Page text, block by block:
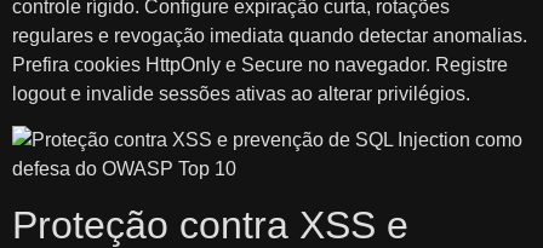
controle rígido. Configure expiração curta, rotações
regulares e revogação imediata quando detectar anomalias.
Prefira cookies HttpOnly e Secure no navegador. Registre
logout e invalide sessões ativas ao alterar privilégios.
Proteção contra XSS e